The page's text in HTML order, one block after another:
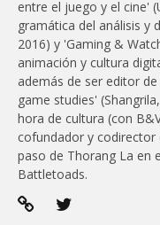
entre el juego y el cine'
gramática del análisis y
2016) y 'Gaming &
animación y cultura
además de ser editor
game studies'
hora de cultura (con
cofundador y codirector
paso de Thorang La en
Battletoads.